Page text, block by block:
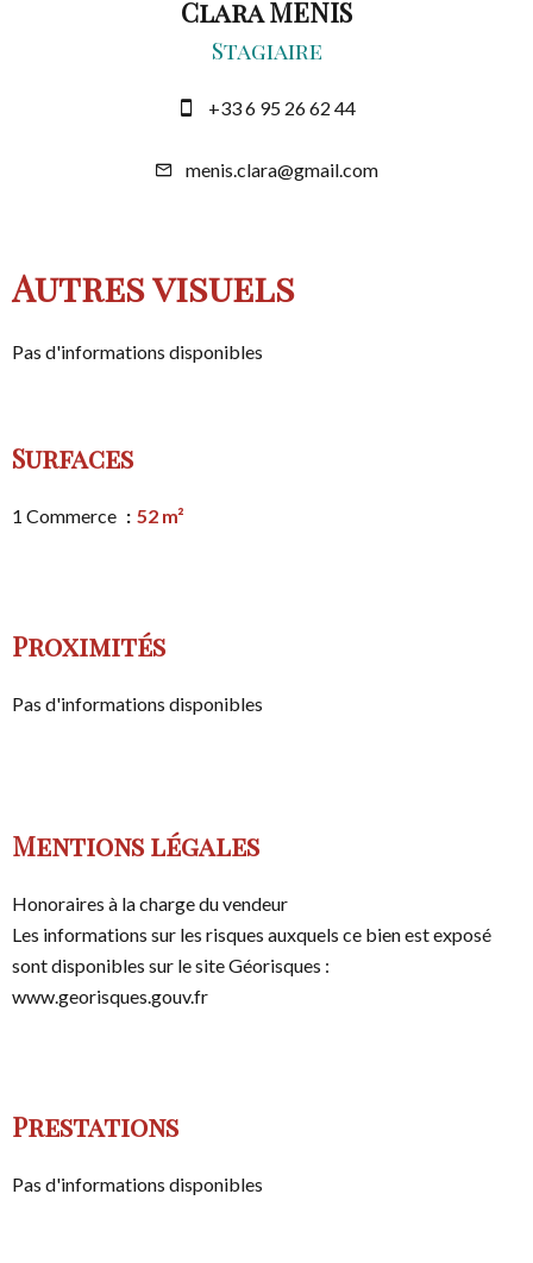
Clara MENIS
Stagiaire
+33 6 95 26 62 44
menis.clara@gmail.com
Autres visuels
Pas d'informations disponibles
Surfaces
1 Commerce 52 m²
Proximités
Pas d'informations disponibles
Mentions légales
Honoraires à la charge du vendeur
Les informations sur les risques auxquels ce bien est exposé
sont disponibles sur le site Géorisques :
www.georisques.gouv.fr
Prestations
Pas d'informations disponibles